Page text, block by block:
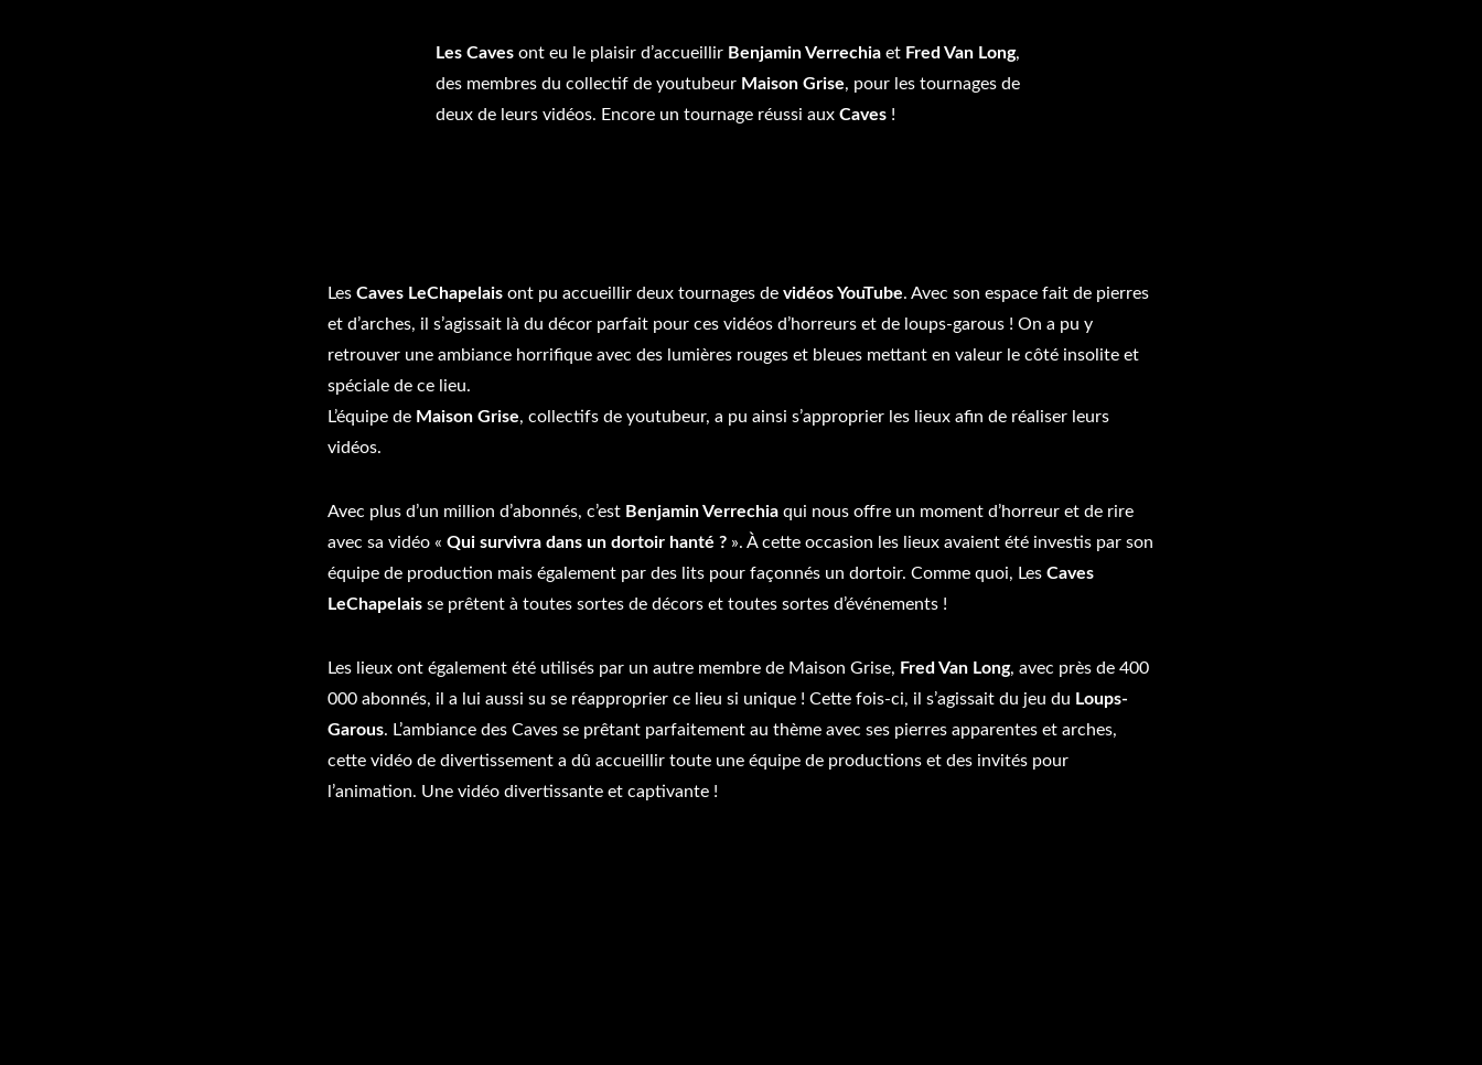
Les Cavesont eu le plaisir d’accueillir Benjamin Verrechiaet Fred Van Long,
des membres du collectif de youtubeur Maison Grise, pour lestournages de
deux de leurs vidéos. Encore un tournage réussi aux Caves!
Les Caves LeChapelais ont pu accueillir deux tournages de vidéos YouTube. Avec son espace fait de pierres
et d’arches, il s’agissait là du décor parfait pour ces vidéos d’horreurs et de loups-garous ! On a pu y
retrouver une ambiance horrifique avec des lumières rouges et bleues mettant en valeur le côté insolite et
spéciale de ce lieu.
L’équipe de Maison Grise, collectifs de youtubeur, a pu ainsi s’approprier les lieux afin de réaliser leurs
vidéos.
Avec plus d’un million d’abonnés, c’est Benjamin Verrechia qui nous offre un moment d’horreur et de rire
avec sa vidéo « Qui survivra dans un dortoir hanté ? ». À cette occasion les lieux avaient été investis par son
équipe de production mais également par des lits pour façonnés un dortoir. Comme quoi, Les Caves
LeChapelais se prêtent à toutes sortes de décors et toutes sortes d’événements !
Les lieux ont également été utilisés par un autre membre de Maison Grise, Fred Van Long, avec près de 400
000 abonnés, il a lui aussi su se réapproprier ce lieu si unique ! Cette fois-ci, il s’agissait du jeu du Loups-
Garous. L’ambiance des Caves se prêtant parfaitement au thème avec ses pierres apparentes et arches,
cette vidéo de divertissement a dû accueillir toute une équipe de productions et des invités pour
l’animation. Une vidéo divertissante et captivante !